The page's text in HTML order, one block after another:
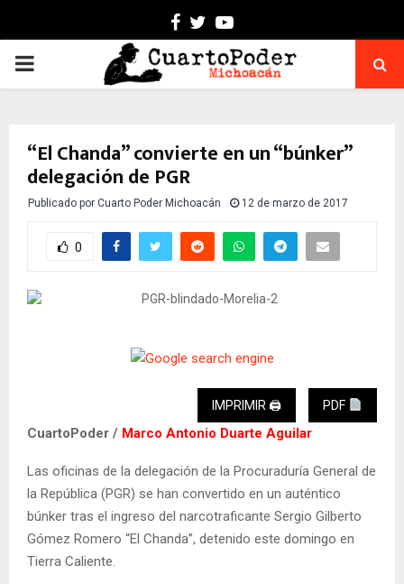
Facebook
TwitterYoutube
PRIMARY
“El Chanda” convierte en un “búnker”
delegación de PGR
Publicado por Cuarto Poder Michoacán 12 de marzo de 2017
0
IMPRIMIR 🖨 PDF
CuartoPoder / Marco Antonio Duarte Aguilar
Las oficinas de la delegación de la Procuraduría General de
la República (PGR) se han convertido en un auténtico
búnker tras el ingreso del narcotraficante Sergio Gilberto
Gómez Romero “El Chanda”, detenido este domingo en
Tierra Caliente.